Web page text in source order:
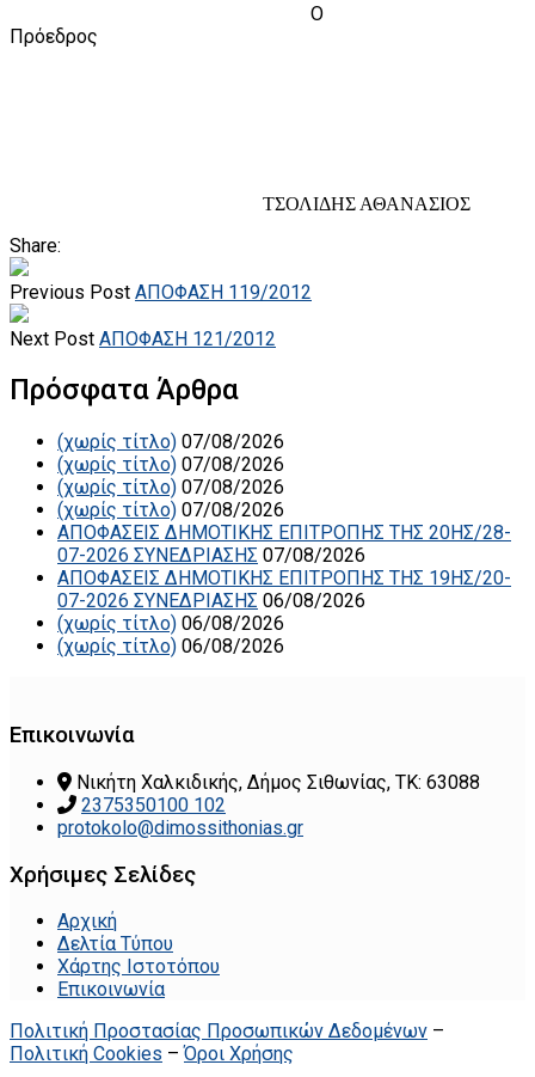
Ο
Πρόεδρος
ΤΣΟΛΙΔΗΣ ΑΘΑΝΑΣΙΟΣ
Share:
Previous Post ΑΠΟΦΑΣΗ 119/2012
Next Post ΑΠΟΦΑΣΗ 121/2012
Πρόσφατα Άρθρα
(χωρίς τίτλο) 07/08/2026
(χωρίς τίτλο) 07/08/2026
(χωρίς τίτλο) 07/08/2026
(χωρίς τίτλο) 07/08/2026
ΑΠΟΦΑΣΕΙΣ ΔΗΜΟΤΙΚΗΣ ΕΠΙΤΡΟΠΗΣ ΤΗΣ 20ΗΣ/28-
07-2026 ΣΥΝΕΔΡΙΑΣΗΣ 07/08/2026
ΑΠΟΦΑΣΕΙΣ ΔΗΜΟΤΙΚΗΣ ΕΠΙΤΡΟΠΗΣ ΤΗΣ 19ΗΣ/20-
07-2026 ΣΥΝΕΔΡΙΑΣΗΣ 06/08/2026
(χωρίς τίτλο) 06/08/2026
(χωρίς τίτλο) 06/08/2026
Επικοινωνία
Νικήτη Χαλκιδικής, Δήμος Σιθωνίας, ΤΚ: 63088
2375350100 102
protokolo@dimossithonias.gr
Χρήσιμες Σελίδες
Αρχική
Δελτία Τύπου
Χάρτης Ιστοτόπου
Επικοινωνία
Πολιτική Προστασίας Προσωπικών Δεδομένων –
Πολιτική Cookies –Όροι Χρήσης